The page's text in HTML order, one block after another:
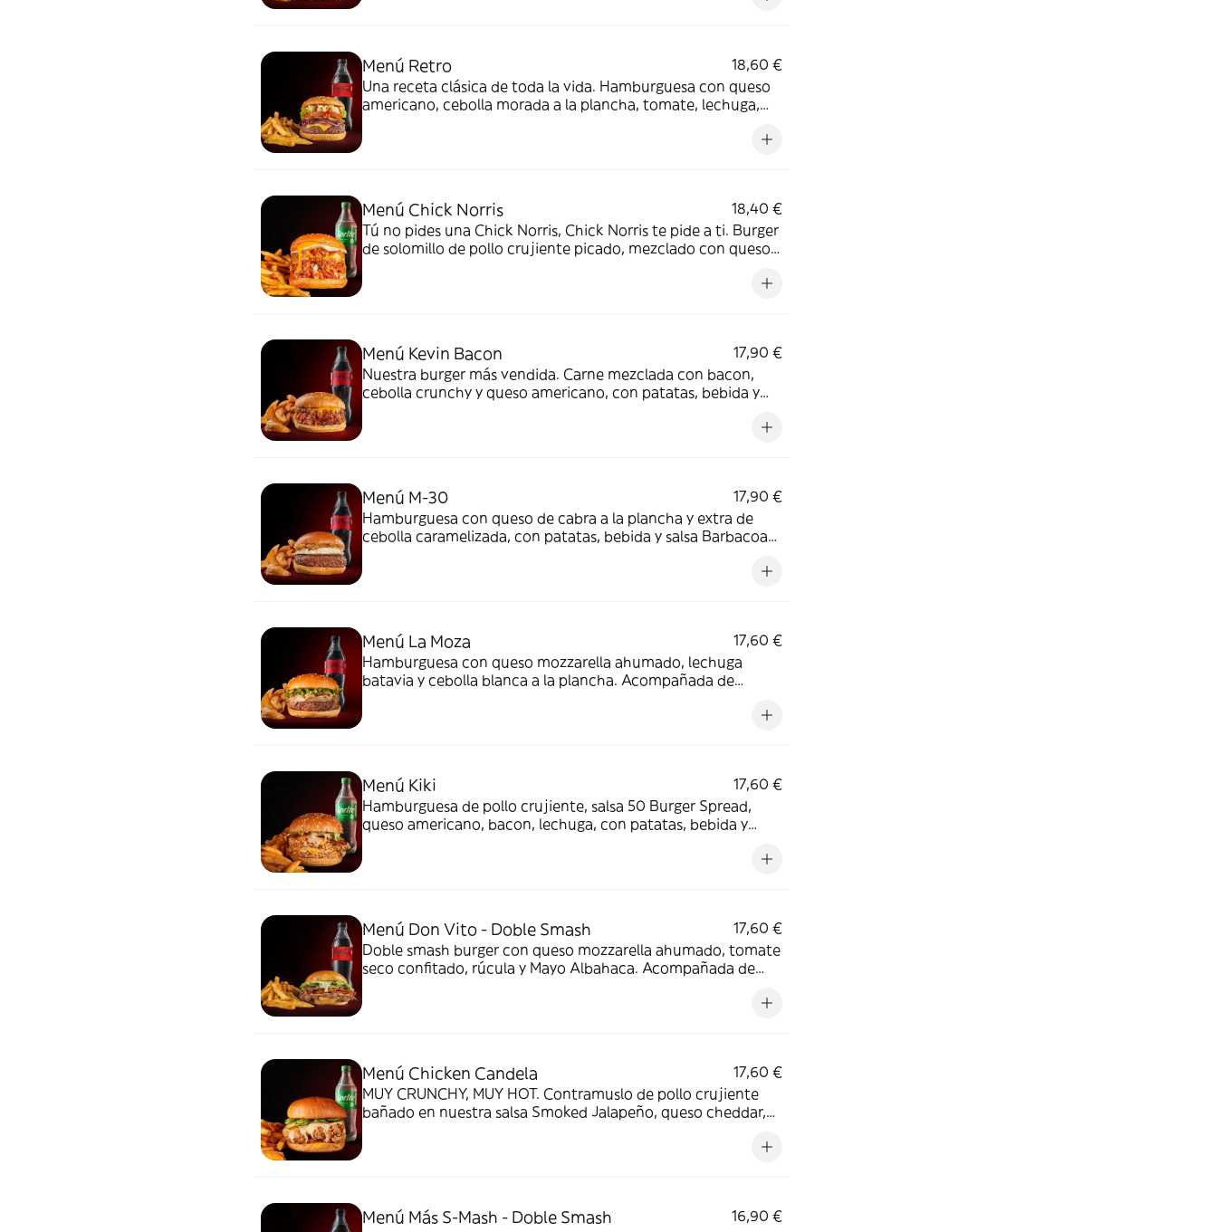
Menú Retro
18,60 €
Una receta clásica de toda la vida. Hamburguesa con queso
americano, cebolla morada a la plancha, tomate, lechuga,
Menú Chick Norris
18,40 €
Tú no pides una Chick Norris, Chick Norris te pide a ti. Burger
de solomillo de pollo crujiente picado, mezclado con queso
Menú Kevin Bacon
17,90 €
Nuestra burger más vendida. Carne mezclada con bacon,
cebolla crunchy y queso americano, con patatas, bebida y
Menú M-30
17,90 €
Hamburguesa con queso de cabra a la plancha y extra de
cebolla caramelizada, con patatas, bebida y salsa Barbacoa
Menú La Moza
17,60 €
Hamburguesa con queso mozzarella ahumado, lechuga
batavia y cebolla blanca a la plancha. Acompañada de
Menú Kiki
17,60 €
Hamburguesa de pollo crujiente, salsa 50 Burger Spread,
queso americano, bacon, lechuga, con patatas, bebida y
Menú Don Vito - Doble Smash
17,60 €
Doble smash burger con queso mozzarella ahumado, tomate
seco confitado, rúcula y Mayo Albahaca. Acompañada de
Menú Chicken Candela
17,60 €
MUY CRUNCHY, MUY HOT. Contramuslo de pollo crujiente
bañado en nuestra salsa Smoked Jalapeño, queso cheddar,
Menú Más S-Mash - Doble Smash
16,90 €